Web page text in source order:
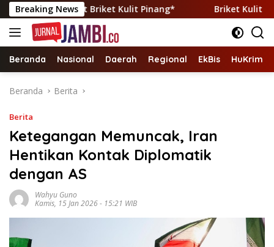
Langsung
ke
konten
Breaking News
lewat Briket Kulit Pinang* Briket Kulit Pinang:
Beranda Nasional Daerah Regional EkBis HuKrim
Beranda Berita
Berita
Ketegangan Memuncak, Iran
Hentikan Kontak Diplomatik
dengan AS
Wahyu Guno
Kamis, 15 Jan 2026 - 15:21 WIB